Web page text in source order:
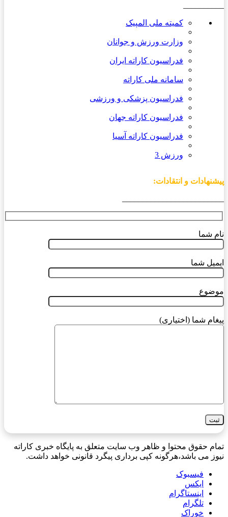
کمیته ملی المپیک
وزارت ورزش و جوانان
فدراسیون کاراته ایران
سامانه ملی کاراته
فدراسیون پزشکی و ورزشی
فدراسیون کاراته جهان
فدراسیون کاراته آسیا
ورزش 3
پیشنهادات و انتقادات:
نام شما
ایمیل شما
موضوع
پیغام شما (اختیاری)
تمام حقوق محتوا و ظاهر وب سایت متعلق به پایگاه خبری کاراته
نیوز می باشد،هرگونه کپی برداری پیگرد قانونی خواهد داشت.
فیسبوک
ایکس
اینستاگرام
تلگرام
خوراک